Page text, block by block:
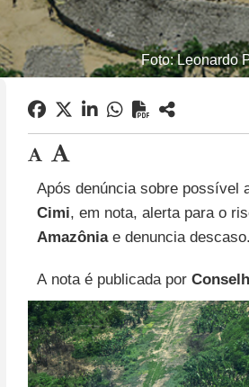
Foto: Leonardo
Após denúncia sobre possível
Cimi, em nota, alerta para o
Amazôniae denuncia descaso.
A nota é publicada por